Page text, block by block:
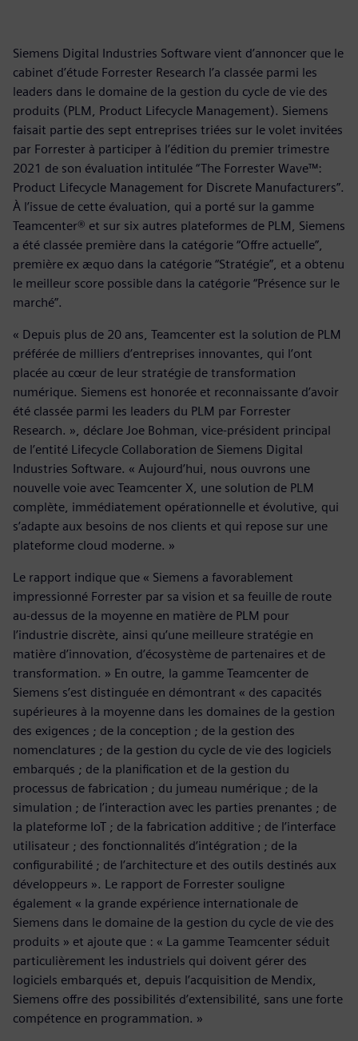
Siemens Digital Industries Software vient d’annoncer que le
cabinet d’étude Forrester Research l’a classée parmi les
leaders dans le domaine de la gestion du cycle de vie des
produits (PLM, Product Lifecycle Management). Siemens
faisait partie des sept entreprises triées sur le volet invitées
par Forrester à participer à l’édition du premier trimestre
2021 de son évaluation intitulée “The Forrester Wave™:
Product Lifecycle Management for Discrete Manufacturers”.
À l’issue de cette évaluation, qui a porté sur la gamme
Teamcenter® et sur six autres plateformes de PLM, Siemens
a été classée première dans la catégorie “Offre actuelle”,
première ex æquo dans la catégorie “Stratégie”, et a obtenu
le meilleur score possible dans la catégorie “Présence sur le
marché”.
« Depuis plus de 20 ans, Teamcenter est la solution de PLM
préférée de milliers d’entreprises innovantes, qui l’ont
placée au cœur de leur stratégie de transformation
numérique. Siemens est honorée et reconnaissante d’avoir
été classée parmi les leaders du PLM par Forrester
Research. », déclare Joe Bohman, vice-président principal
de l’entité Lifecycle Collaboration de Siemens Digital
Industries Software. « Aujourd’hui, nous ouvrons une
nouvelle voie avec Teamcenter X, une solution de PLM
complète, immédiatement opérationnelle et évolutive, qui
s’adapte aux besoins de nos clients et qui repose sur une
plateforme cloud moderne. »
Le rapport indique que « Siemens a favorablement
impressionné Forrester par sa vision et sa feuille de route
au-dessus de la moyenne en matière de PLM pour
l’industrie discrète, ainsi qu’une meilleure stratégie en
matière d’innovation, d’écosystème de partenaires et de
transformation. » En outre, la gamme Teamcenter de
Siemens s’est distinguée en démontrant « des capacités
supérieures à la moyenne dans les domaines de la gestion
des exigences ; de la conception ; de la gestion des
nomenclatures ; de la gestion du cycle de vie des logiciels
embarqués ; de la planification et de la gestion du
processus de fabrication ; du jumeau numérique ; de la
simulation ; de l’interaction avec les parties prenantes ; de
la plateforme IoT ; de la fabrication additive ; de l’interface
utilisateur ; des fonctionnalités d’intégration ; de la
configurabilité ; de l’architecture et des outils destinés aux
développeurs ». Le rapport de Forrester souligne
également « la grande expérience internationale de
Siemens dans le domaine de la gestion du cycle de vie des
produits » et ajoute que : « La gamme Teamcenter séduit
particulièrement les industriels qui doivent gérer des
logiciels embarqués et, depuis l’acquisition de Mendix,
Siemens offre des possibilités d’extensibilité, sans une forte
compétence en programmation. »